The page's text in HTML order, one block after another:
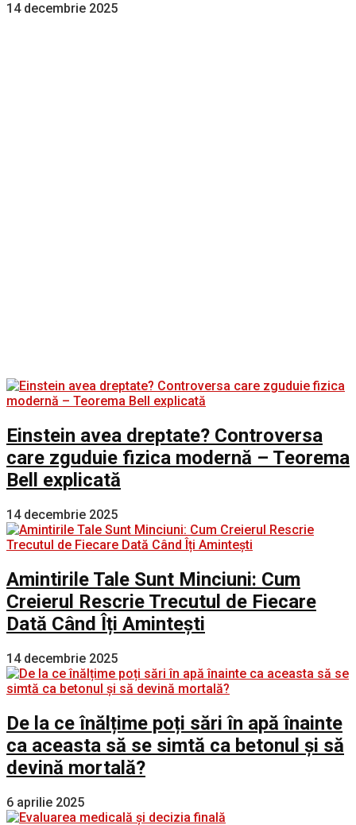
14 decembrie 2025
Einstein avea dreptate? Controversa
care zguduie fizica modernă – Teorema
Bell explicată
14 decembrie 2025
Amintirile Tale Sunt Minciuni: Cum
Creierul Rescrie Trecutul de Fiecare
Dată Când Îți Amintești
14 decembrie 2025
De la ce înălțime poți sări în apă înainte
ca aceasta să se simtă ca betonul și să
devină mortală?
6 aprilie 2025